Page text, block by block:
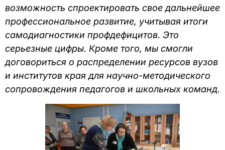
возможность спроектировать свое дальнейшее
профессиональное развитие, учитывая итоги
самодиагностики профдефицитов. Это
серьезные цифры. Кроме того, мы смогли
договориться о распределении ресурсов вузов
и институтов края для научно-методического
сопровождения педагогов и школьных команд.